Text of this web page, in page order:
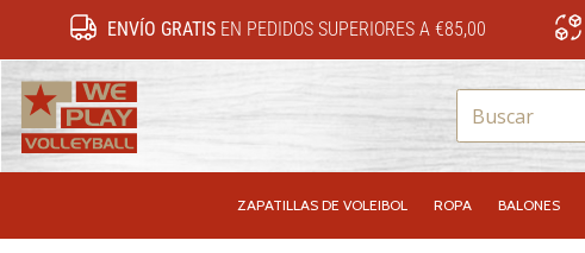
ENVÍO GRATISEN PEDIDOS SUPERIORES A €85,00
ZAPATILLAS DE VOLEIBOL ROPA BALONES